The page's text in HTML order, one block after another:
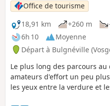
Office de tourisme
18,91 km
+260 m
6h 10
Moyenne
Départ à Bulgnéville
Le plus long des parcours
amateurs d'effort un peu
les yeux entre la verdure et